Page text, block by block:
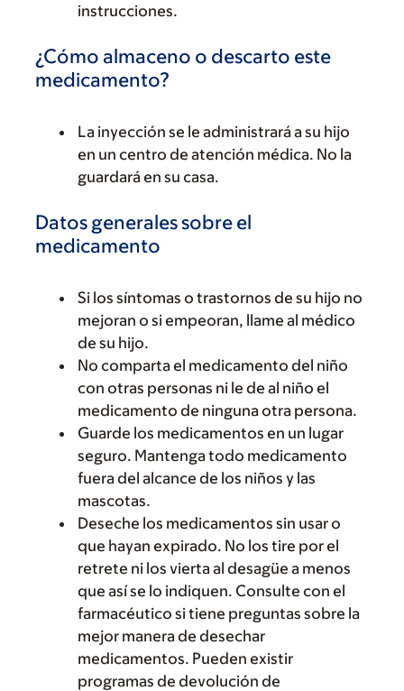
instrucciones.
¿Cómo almaceno o descarto este
medicamento?
La inyección se le administrará a su hijo
en un centro de atención médica. No la
guardará en su casa.
Datos generales sobre el
medicamento
Si los síntomas o trastornos de su hijo no
mejoran o si empeoran, llame al médico
de su hijo.
No comparta el medicamento del niño
con otras personas ni le de al niño el
medicamento de ninguna otra persona.
Guarde los medicamentos en un lugar
seguro. Mantenga todo medicamento
fuera del alcance de los niños y las
mascotas.
Deseche los medicamentos sin usar o
que hayan expirado. No los tire por el
retrete ni los vierta al desagüe a menos
que así se lo indiquen. Consulte con el
farmacéutico si tiene preguntas sobre la
mejor manera de desechar
medicamentos. Pueden existir
programas de devolución de